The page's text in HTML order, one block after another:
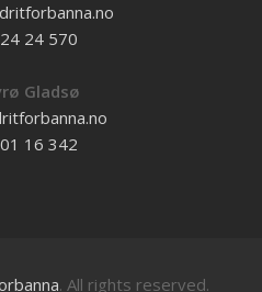
24 570
Gladsø
16 342
. All rights reserved.